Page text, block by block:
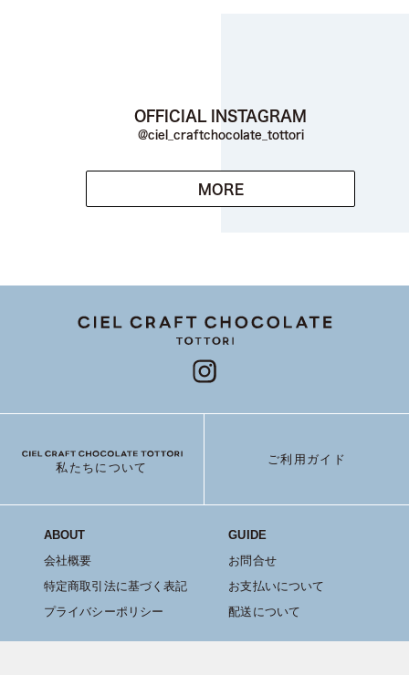
OFFICIAL INSTAGRAM
@ciel_craftchocolate_tottori
MORE
私たちについて
ご利用ガイド
ABOUT
会社概要
特定商取引法に基づく表記
プライバシーポリシー
GUIDE
お問合せ
お支払いについて
配送について